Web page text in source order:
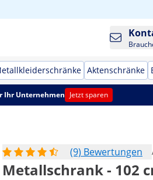
Aktenschränke
Ihr Unternehmen Jetzt sparen
(9) Bewertungen
Metallschrank - 102